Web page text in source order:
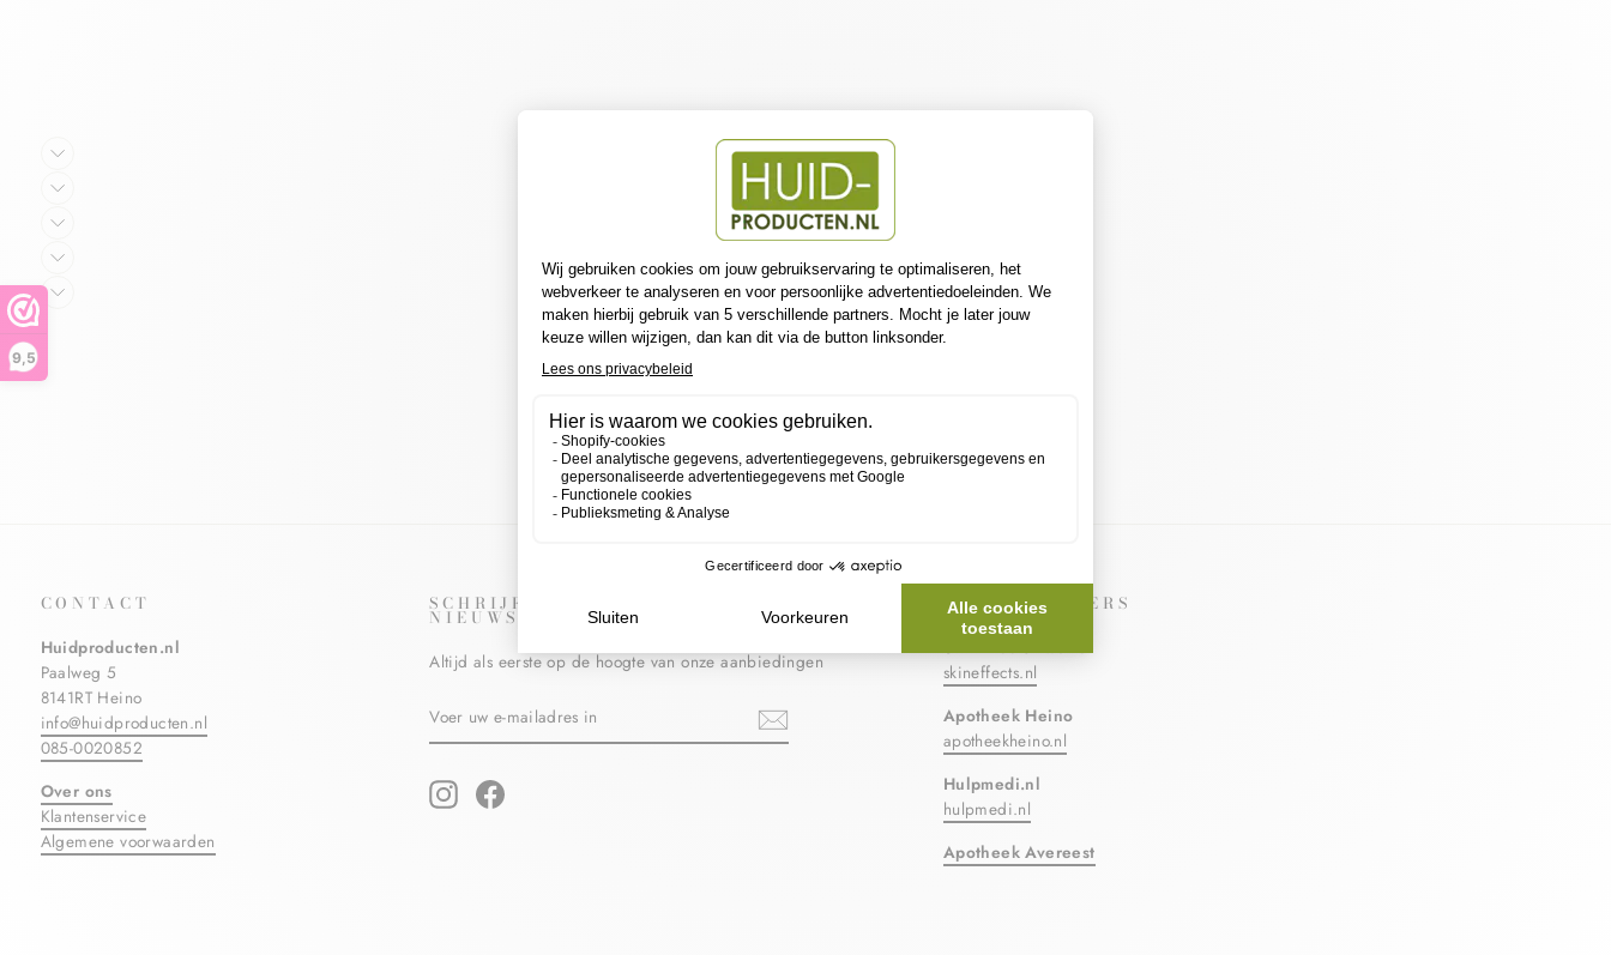
9,5
CONTACT
Huidproducten.nl
Paalweg 5
8141RT Heino
info@huidproducten.nl
085-0020852
Over ons
Klantenservice
Algemene voorwaarden
SCHRIJF JE IN VOOR ONZE
NIEUWSBRIEF
Altijd als eerste op de hoogte van onze aanbiedingen
UW
E-
IN InstagramFacebook
ONZE PARTNERS
skineffects.nl
Apotheek Heino
apotheekheino.nl
Hulpmedi.nl
hulpmedi.nl
Apotheek Avereest